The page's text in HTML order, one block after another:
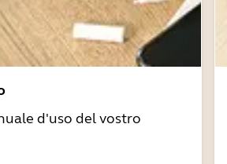
d'uso del vostro